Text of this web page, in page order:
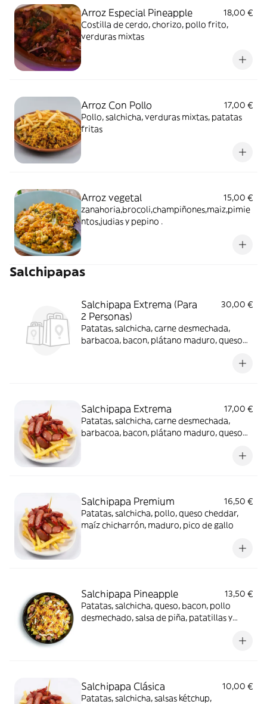
Arroz Especial Pineapple
18,00 €
Costilla de cerdo, chorizo, pollo frito,
verduras mixtas
Arroz Con Pollo
17,00 €
Pollo, salchicha, verduras mixtas, patatas
fritas
Arroz vegetal
15,00 €
zanahoria,brocoli,champiñones,maiz,pimie
ntos,judias y pepino .
Salchipapas
Salchipapa Extrema (Para
2 Personas)
30,00 €
Patatas, salchicha, carne desmechada,
barbacoa, bacon, plátano maduro, queso
Salchipapa Extrema
17,00 €
Patatas, salchicha, carne desmechada,
barbacoa, bacon, plátano maduro, queso
Salchipapa Premium
16,50 €
Patatas, salchicha, pollo, queso cheddar,
maíz chicharrón, maduro, pico de gallo
Salchipapa Pineapple
13,50 €
Patatas, salchicha, queso, bacon, pollo
desmechado, salsa de piña, patatillas y
Salchipapa Clásica
10,00 €
Patatas, salchicha, salsas kétchup,